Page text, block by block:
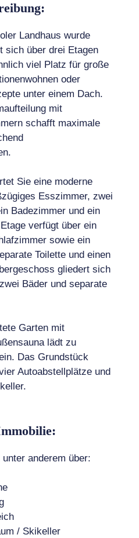
Landhaus wurde
sich über drei Etagen
viel Platz für große
oder
unter einem Dach.
mit
schafft maximale
Sie eine moderne
Esszimmer, zwei
Badezimmer und ein
verfügt über ein
sowie ein
Toilette und einen
gliedert sich
Bäder und separate
Garten mit
lädt zu
Das Grundstück
Autoabstellplätze und
anderem über:
/ Skikeller